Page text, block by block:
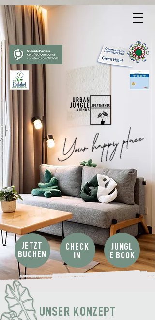
JETZT
BUCHEN
CHECK
IN
JUNGL
E BOOK
UNSER KONZEPT